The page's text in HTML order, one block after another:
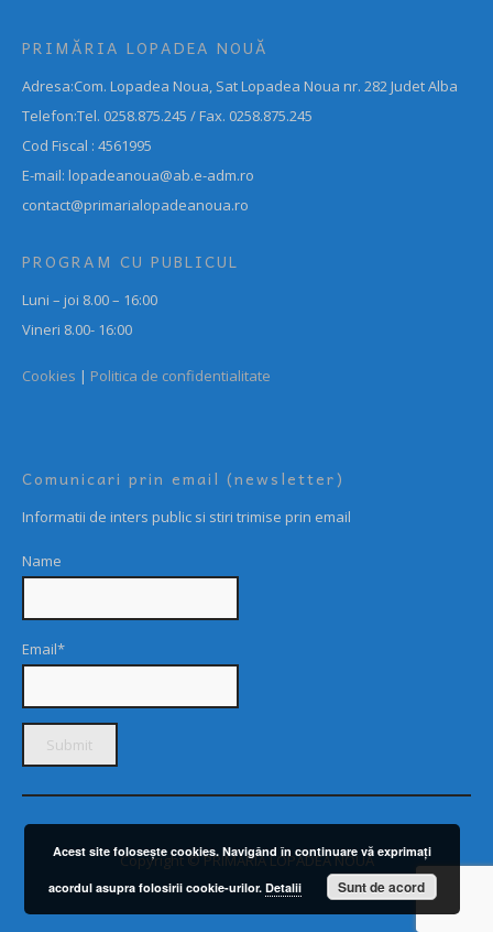
PRIMĂRIA LOPADEA NOUĂ
Adresa:Com. Lopadea Noua, Sat Lopadea Noua nr. 282 Judet Alba
Telefon:Tel. 0258.875.245 / Fax. 0258.875.245
Cod Fiscal : 4561995
E-mail: lopadeanoua@ab.e-adm.ro
contact@primarialopadeanoua.ro
PROGRAM CU PUBLICUL
Luni – joi 8.00 – 16:00
Vineri 8.00- 16:00
Cookies | Politica de confidentialitate
Comunicari prin email (newsletter)
Informatii de inters public si stiri trimise prin email
Name
Email*
Copyright © PRIMARIA LOPADEA NOUĂ
Acest site foloseşte cookies. Navigând în continuare vă exprimaţi
acordul asupra folosirii cookie-urilor. Detalii Sunt de acord